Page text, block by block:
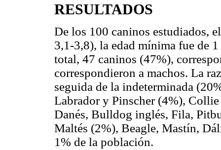
RESULTADOS
De los 100 caninos estudiados,
3,1-3,8), la edad mínima fue de
total, 47 caninos (47%),
correspondieron a machos. La
seguida de la indeterminada
Labrador y Pinscher (4%),
Danés, Bulldog inglés, Fila,
Maltés (2%), Beagle, Mastín,
1% de la población.